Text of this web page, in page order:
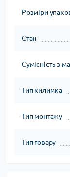
Розміри
Стан
Сумісність з
Тип килимка
Тип монтажу
Тип товару